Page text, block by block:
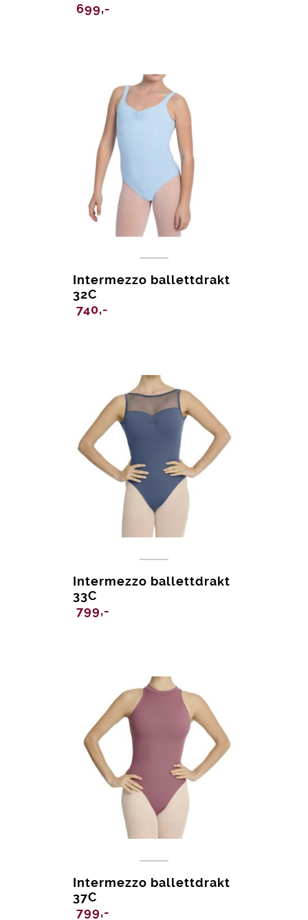
699,-
Intermezzo ballettdrakt
32C
740,-
Intermezzo ballettdrakt
33C
799,-
Intermezzo ballettdrakt
37C
799,-